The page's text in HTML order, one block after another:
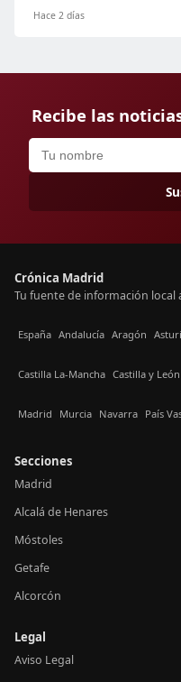
Hace 2 días
Recibe las
Crónica Madrid
Tu fuente de información local
España Andalucía Aragón
Castilla La-Mancha Castilla y León
Madrid Murcia Navarra País
Secciones
Madrid
Alcalá de Henares
Móstoles
Getafe
Alcorcón
Legal
Aviso Legal